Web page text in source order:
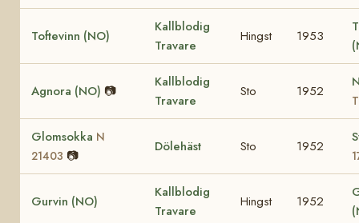
Toftevinn (NO)
Kallblodig
Travare
Hingst 1953
Agnora (NO) 📷
Kallblodig
Travare
Sto 1952
Glomsokka N
21403 📷
Dölehäst Sto 1952
Gurvin (NO)
Kallblodig
Travare
Hingst 1952